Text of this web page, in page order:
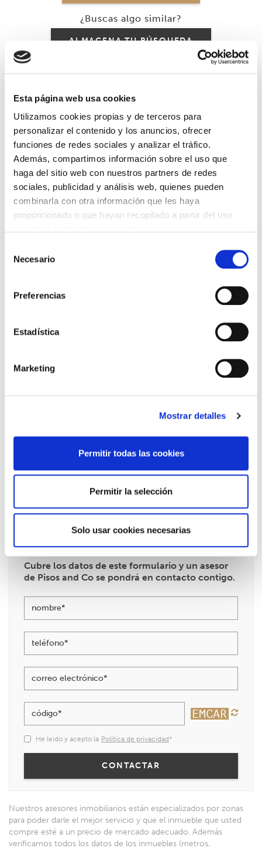
Esta página web usa cookies
Utilizamos cookies propias y de terceros para
personalizar el contenido y los anuncios, ofrecer
funciones de redes sociales y analizar el tráfico.
Además, compartimos información sobre el uso que
haga del sitio web con nuestros partners de redes
sociales, publicidad y análisis web, quienes pueden
combinarla con otra información que les haya
proporcionado o que hayan recopilado a partir del uso
Necesario
Preferencias
Estadística
Marketing
Mostrar detalles
Permitir todas las cookies
Permitir la selección
Solo usar cookies necesarias
¿Buscas algo similar?
ALMACENA TU BÚSQUEDA
Terreno:Urbano
Tipo uso:Residencial
Orientación: Sureste
Cuota IBI: -
Cuota comunidad:
Nucleo urbano:
Metros cuadrados:
2336 m
Plantas edificables: 4
Superficie edificable:
Acceso rodado:
Agua:
Si
Cubre los datos de este formulario y un asesor
de Pisos and Co se pondrá en contacto contigo.
nombre*
teléfono*
correo electrónico*
código*
He leido y acepto la Política de privacidad*
Nuestros asesores inmobiliarios están especializados por zonas
para poder darle el mejor servicio y que el inmueble que usted
compre esté a un precio de mercado adecuado. Además
verificamos todos los datos de los inmuebles (metros,